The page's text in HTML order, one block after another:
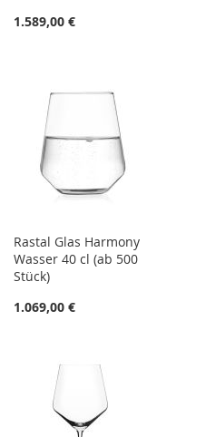
1.589,00 €
Rastal Glas Harmony
Wasser 40 cl (ab 500
Stück)
1.069,00 €